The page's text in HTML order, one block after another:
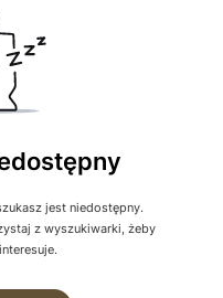
jest niedostępny.
z wyszukiwarki, żeby